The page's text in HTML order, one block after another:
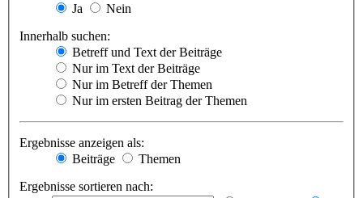
Ja
Nein
Innerhalb suchen:
Betreff und Text der Beiträge
Nur im Text der Beiträge
Nur im Betreff der Themen
Nur im ersten Beitrag der Themen
Ergebnisse anzeigen als:
Beiträge
Themen
Ergebnisse sortieren nach: